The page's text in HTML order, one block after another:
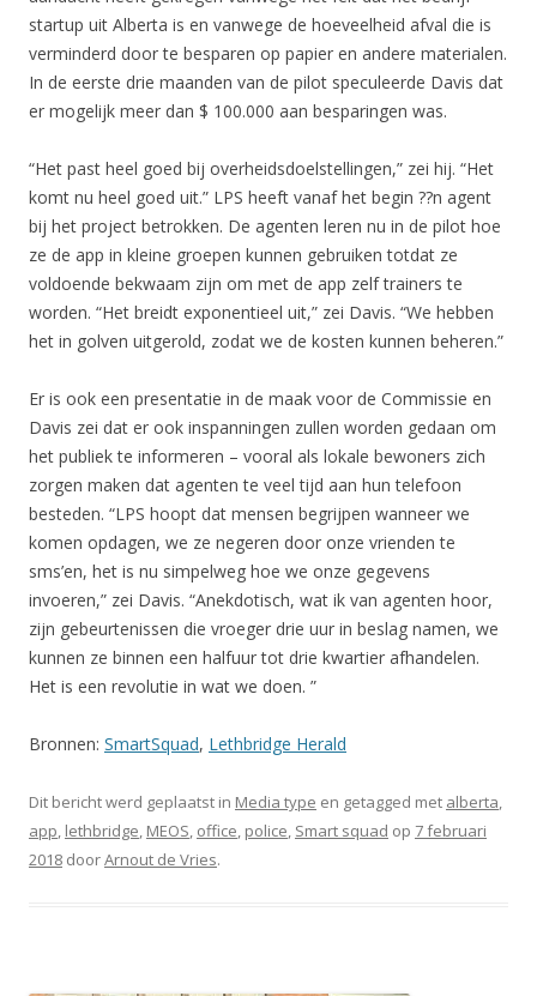
startup uit Alberta is en vanwege de hoeveelheid afval die is
verminderd door te besparen op papier en andere materialen.
In de eerste drie maanden van de pilot speculeerde Davis dat
er mogelijk meer dan $ 100.000 aan besparingen was.
“Het past heel goed bij overheidsdoelstellingen,” zei hij. “Het
komt nu heel goed uit.” LPS heeft vanaf het begin ??n agent
bij het project betrokken. De agenten leren nu in de pilot hoe
ze de app in kleine groepen kunnen gebruiken totdat ze
voldoende bekwaam zijn om met de app zelf trainers te
worden. “Het breidt exponentieel uit,” zei Davis. “We hebben
het in golven uitgerold, zodat we de kosten kunnen beheren.”
Er is ook een presentatie in de maak voor de Commissie en
Davis zei dat er ook inspanningen zullen worden gedaan om
het publiek te informeren – vooral als lokale bewoners zich
zorgen maken dat agenten te veel tijd aan hun telefoon
besteden. “LPS hoopt dat mensen begrijpen wanneer we
komen opdagen, we ze negeren door onze vrienden te
sms’en, het is nu simpelweg hoe we onze gegevens
invoeren,” zei Davis. “Anekdotisch, wat ik van agenten hoor,
zijn gebeurtenissen die vroeger drie uur in beslag namen, we
kunnen ze binnen een halfuur tot drie kwartier afhandelen.
Het is een revolutie in wat we doen. ”
Bronnen: SmartSquad, Lethbridge Herald
Dit bericht werd geplaatst in Media type en getagged met alberta,
app, lethbridge, MEOS, office, police, Smart squad op 7 februari
2018 doorArnout de Vries.